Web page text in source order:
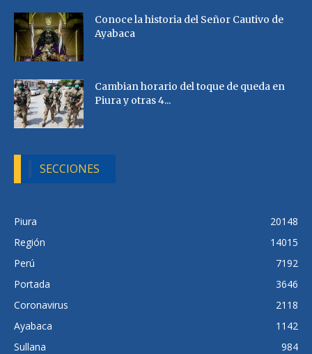
Conoce la historia del Señor Cautivo de
Ayabaca
Cambian horario del toque de queda en
Piura y otras 4...
SECCIONES
Piura
20148
Región
14015
Perú
7192
Portada
3646
Coronavirus
2118
Ayabaca
1142
Sullana
984